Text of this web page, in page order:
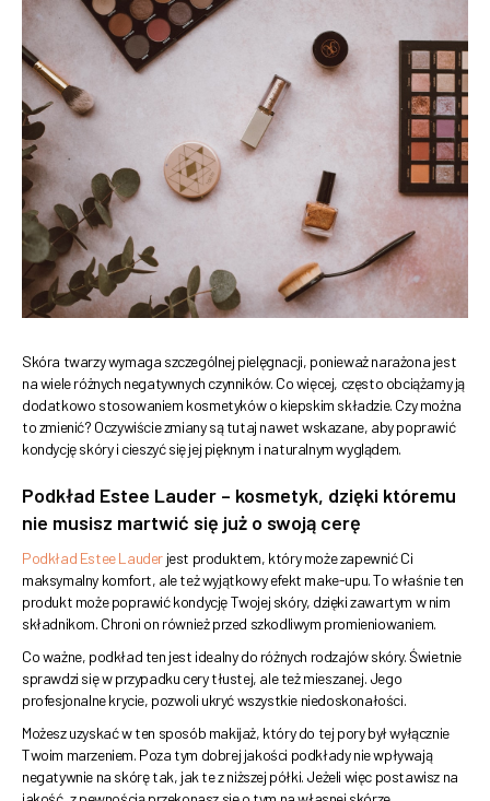
Skóra twarzy wymaga szczególnej pielęgnacji, ponieważ narażona jest
na wiele różnych negatywnych czynników. Co więcej, często obciążamy ją
dodatkowo stosowaniem kosmetyków o kiepskim składzie. Czy można
to zmienić? Oczywiście zmiany są tutaj nawet wskazane, aby poprawić
kondycję skóry i cieszyć się jej pięknym i naturalnym wyglądem.
Podkład Estee Lauder – kosmetyk, dzięki któremu
nie musisz martwić się już o swoją cerę
Podkład Estee Lauder jest produktem, który może zapewnić Ci
maksymalny komfort, ale też wyjątkowy efekt make-upu. To właśnie ten
produkt może poprawić kondycję Twojej skóry, dzięki zawartym w nim
składnikom. Chroni on również przed szkodliwym promieniowaniem.
Co ważne, podkład ten jest idealny do różnych rodzajów skóry. Świetnie
sprawdzi się w przypadku cery tłustej, ale też mieszanej. Jego
profesjonalne krycie, pozwoli ukryć wszystkie niedoskonałości.
Możesz uzyskać w ten sposób makijaż, który do tej pory był wyłącznie
Twoim marzeniem. Poza tym dobrej jakości podkłady nie wpływają
negatywnie na skórę tak, jak te z niższej półki. Jeżeli więc postawisz na